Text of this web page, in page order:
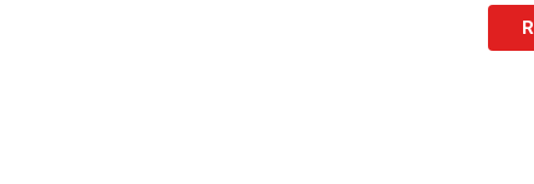
LA PLAYLIST DELLE NOSTRE TOP